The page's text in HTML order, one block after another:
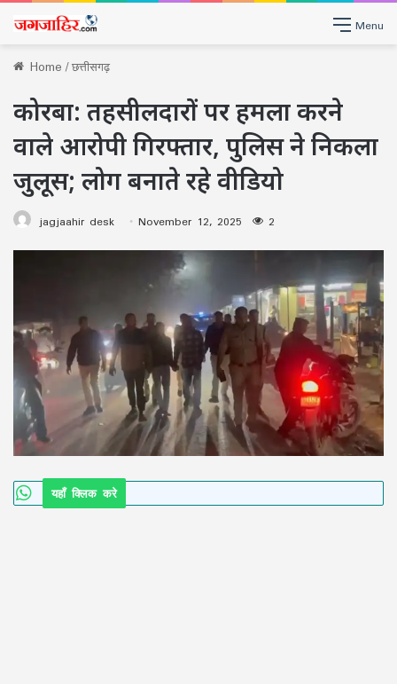
Menu
Home/छत्तीसगढ़
कोरबा: तहसीलदारों पर हमला करने
वाले आरोपी गिरफ्तार, पुलिस ने निकला
जुलूस; लोग बनाते रहे वीडियो
jagjaahir desk November 12, 2025 2
यहाँ क्लिक करे